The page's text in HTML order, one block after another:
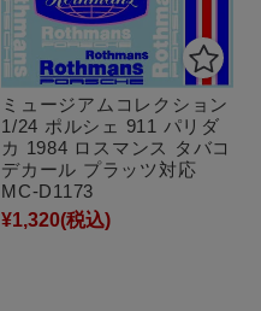
ミュージアムコレクション
1/24 ポルシェ 911 パリダ
カ 1984 ロスマンス タバコ
デカール プラッツ対応
MC-D1173
¥1,320(税込)